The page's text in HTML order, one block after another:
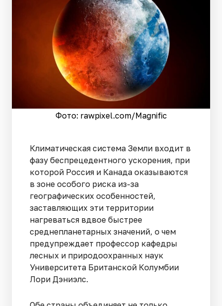
Фото: rawpixel.сom/Magnific
Климатическая система Земли входит в
фазу беспрецедентного ускорения, при
которой Россия и Канада оказываются
в зоне особого риска из-за
географических особенностей,
заставляющих эти территории
нагреваться вдвое быстрее
среднепланетарных значений, о чем
предупреждает профессор кафедры
лесных и природоохранных наук
Университета Британской Колумбии
Лори Дэниэлс.